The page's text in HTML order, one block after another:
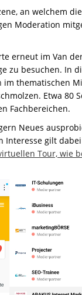
an welchem die
Moderation
erneut im Van
zu besuchen. In
im thematischen
Etwa 80
Fachbereichen.
Neues
gilt dabei
Tour, wie